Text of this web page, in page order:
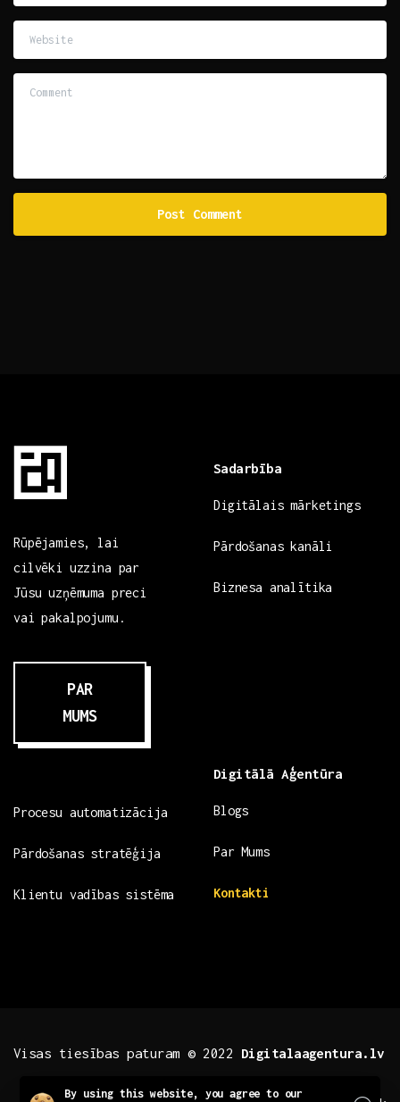
Website
Rūpējamies, lai
cilvēki uzzina par
Jūsu uzņēmuma preci
vai pakalpojumu.
PAR
MUMS
Sadarbība
Digitālais mārketings
Pārdošanas kanāli
Biznesa analītika
Procesu automatizācija
Pārdošanas stratēģija
Klientu vadības sistēma
Digitālā Aģentūra
Blogs
Par Mums
Kontakti
Visas tiesības paturam © 2022 Digitalaagentura.lv
By using this website, you agree to our Close